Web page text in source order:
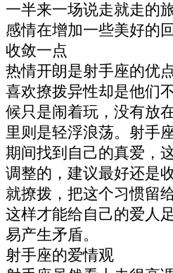
一半来一场说走就走的
感情在增加一些美好的回
收敛一点
热情开朗是射手座的优
喜欢撩拨异性却是他们
候只是闹着玩，没有放
里则是轻浮浪荡。射手
期间找到自己的真爱，
调整的，建议最好还是
就撩拨，把这个习惯留
这样才能给自己的爱人
易产生矛盾。
射手座的爱情观